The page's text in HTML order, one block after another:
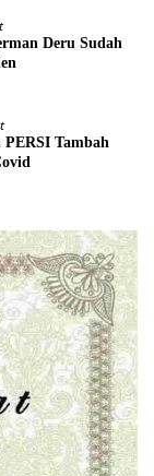
Deru Sudah
PERSI Tambah